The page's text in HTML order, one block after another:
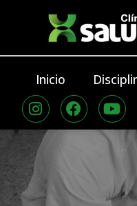
Inicio